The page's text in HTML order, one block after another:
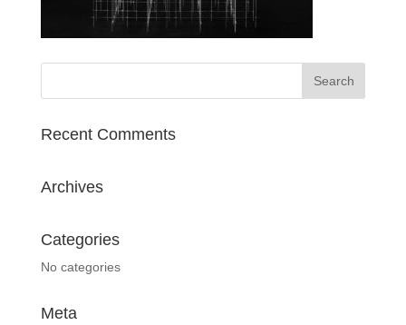
Recent Comments
Archives
Categories
No categories
Meta